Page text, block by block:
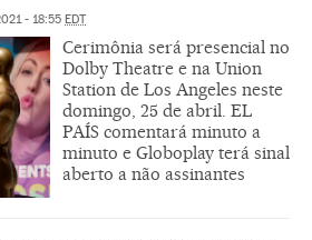
- 18:55 EDT
Cerimônia será presencial no
Dolby Theatre e na Union
Station de Los Angeles neste
domingo, 25 de abril. EL
PAÍS comentará minuto a
minuto e Globoplay terá sinal
aberto a não assinantes